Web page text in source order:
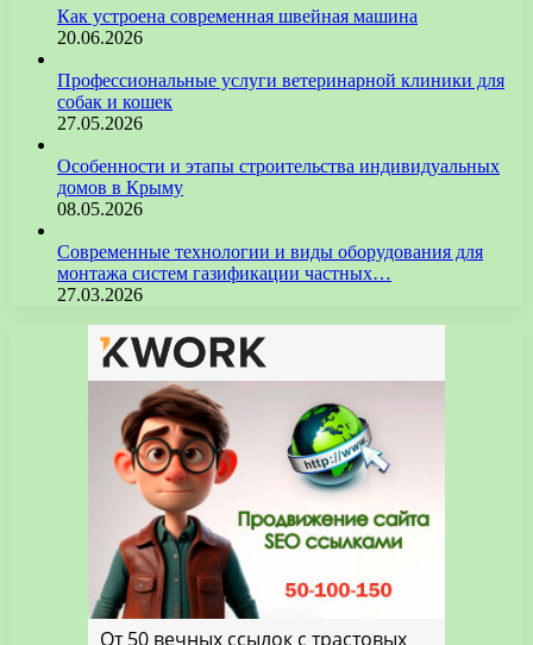
Как устроена современная швейная машина
20.06.2026
Профессиональные услуги ветеринарной клиники для
собак и кошек
27.05.2026
Особенности и этапы строительства индивидуальных
домов в Крыму
08.05.2026
Современные технологии и виды оборудования для
монтажа систем газификации частных…
27.03.2026